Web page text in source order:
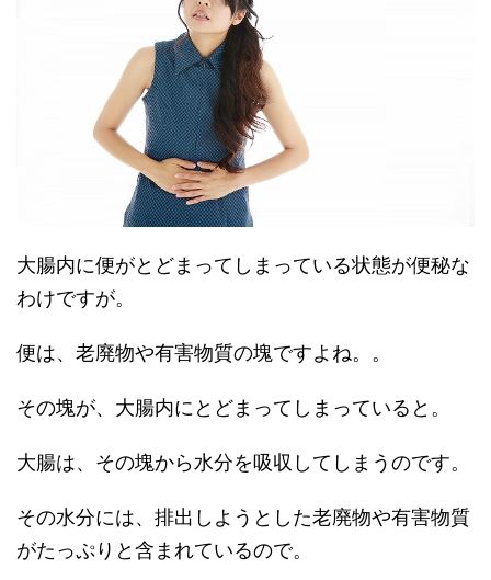
大腸内に便がとどまってしまっている状態が便秘な
わけですが。
便は、老廃物や有害物質の塊ですよね。。
その塊が、大腸内にとどまってしまっていると。
大腸は、その塊から水分を吸収してしまうのです。
その水分には、排出しようとした老廃物や有害物質
がたっぷりと含まれているので。